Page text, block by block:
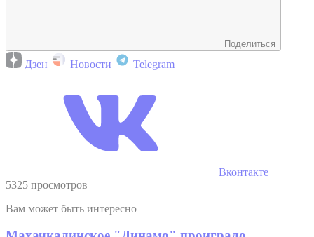
Поделиться
Дзен Новости Telegram
Вконтакте
5325 просмотров
Вам может быть интересно